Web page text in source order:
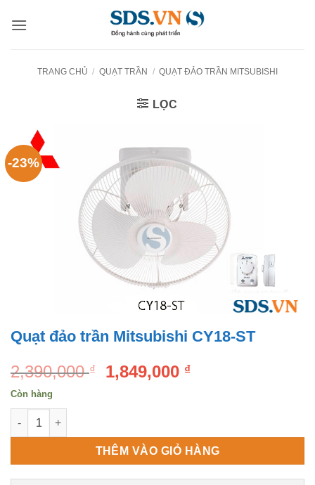
qua
TRANG CHỦ / QUẠT TRẦN / QUẠT ĐẢO TRẦN MITSUBISHI
LỌC
-23%
Quạt đảo trần Mitsubishi CY18-ST
2,390,000₫
Original
1,849,000 ₫Current
Còn hàng
Quạt đảo trần Mitsubishi CY18-ST số lượng
THÊM VÀO GIỎ HÀNG